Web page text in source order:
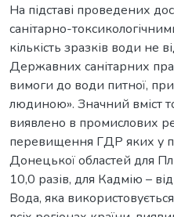
На підставі проведених
санітарно-
кількість зразків води не
Державних санітарних
вимоги до води питної,
людиною». Значний вміст
виявлено в промислових
перевищення ГДР яких у
Донецької областей для
10,0 разів, для Кадмію –
Вода, яка